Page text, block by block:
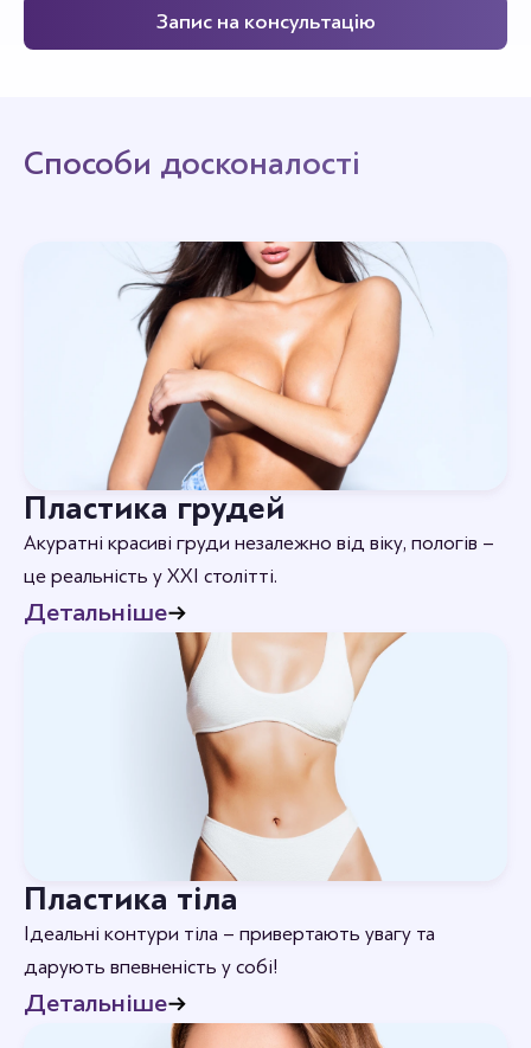
Запис на консультацію
Способи досконалості
Пластика грудей
Акуратні красиві груди незалежно від віку, пологів –
це реальність у XXI столітті.
Детальніше
Пластика тіла
Ідеальні контури тіла – привертають увагу та
дарують впевненість у собі!
Детальніше